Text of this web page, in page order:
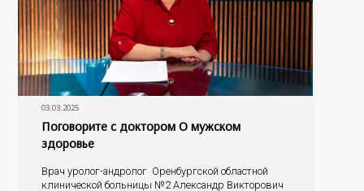
03.03.2025
Поговорите с доктором О мужском
здоровье
Врач уролог-андролог Оренбургской областной
клинической больницы №2 Александр Викторович